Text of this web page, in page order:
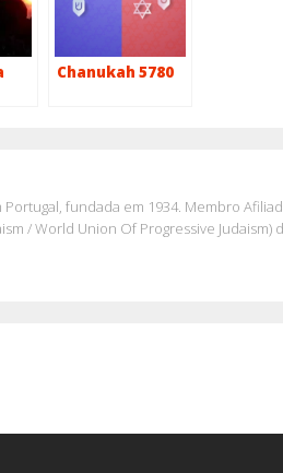
Chanukah 5780
fundada em 1934. Membro
/ World Union Of Progressive Judaism)